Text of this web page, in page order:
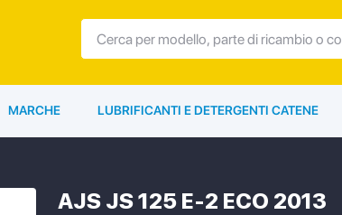
MARCHE LUBRIFICANTI E DETERGENTI CATENE
AJS JS 125 E-2 ECO 2013